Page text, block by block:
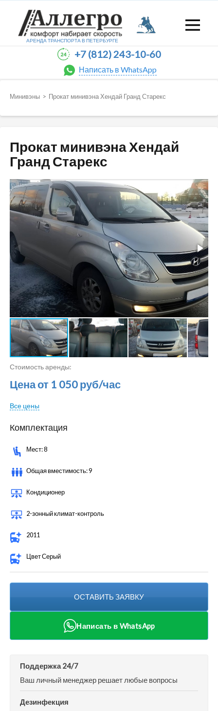
АРЕНДА ТРАНСПОРТА В ПЕТЕРБУРГЕ
+7 (812) 243-10-60
Написать в WhatsApp
Минивэны > Прокат минивэна Хендай Гранд Старекс
Прокат минивэна Хендай
Гранд Старекс
Стоимость аренды:
Цена от 1 050 руб/час
Все цены
Комплектация
Мест: 8
Общая вместимость: 9
Кондиционер
2-зонный климат-контроль
2011
Цвет Серый
ОСТАВИТЬ ЗАЯВКУ
Написать в WhatsApp
Поддержка 24/7
Ваш личный менеджер решает любые вопросы
Дезинфекция